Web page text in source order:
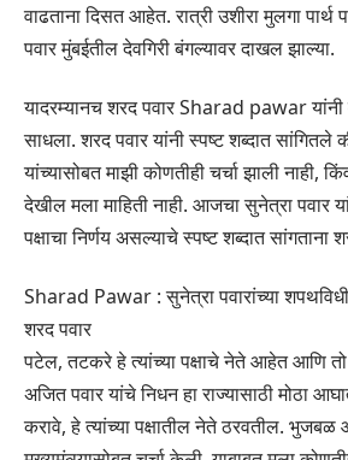
वाढताना दिसत आहेत. रात्री उशीरा मुलगा पार्थ
पवार मुंबईतील देवगिरी बंगल्यावर दाखल झाल्या.
यादरम्यानच शरद पवार Sharad pawar यांनी
साधला. शरद पवार यांनी स्पष्ट शब्दात सांगितले
यांच्यासोबत माझी कोणतीही चर्चा झाली
देखील मला माहिती नाही. आजचा सुनेत्रा पवार
पक्षाचा निर्णय असल्याचे स्पष्ट शब्दात सांगताना
Sharad Pawar : सुनेत्रा पवारांच्या
शरद पवार
पटेल, तटकरे हे त्यांच्या पक्षाचे नेते आहेत आणि
अजित पवार यांचे निधन हा राज्यासाठी मोठा
करावे, हे त्यांच्या पक्षातील नेते ठरवतील.